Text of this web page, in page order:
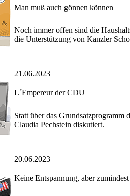
Man muß auch gönnen können
Noch immer offen sind die
die Unterstützung von Kanzler
21.06.2023
L´Empereur der CDU
Statt über das
Claudia Pechstein diskutiert.
20.06.2023
Keine Entspannung, aber